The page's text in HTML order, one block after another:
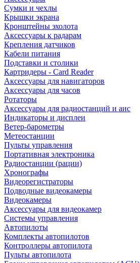
Сумки и чехлы
Крышки экрана
Кронштейны эхолота
Аксессуары к радарам
Крепления датчиков
Кабели питания
Подставки и столики
Картридеры - Card Reader
Аксессуары для навигаторов
Аксессуары для часов
Ротаторы
Аксессуары для радиостанций и аис
Индикаторы и дисплеи
Ветер-барометры
Метеостанции
Пульты управления
Портативная электроника
Радиостанции (рации)
Хронографы
Видеорегистраторы
Подводные видеокамеры
Видеокамеры
Аксессуары для видеокамер
Системы управления
Автопилоты
Комплекты автопилотов
Контроллеры автопилота
Пульты автопилота